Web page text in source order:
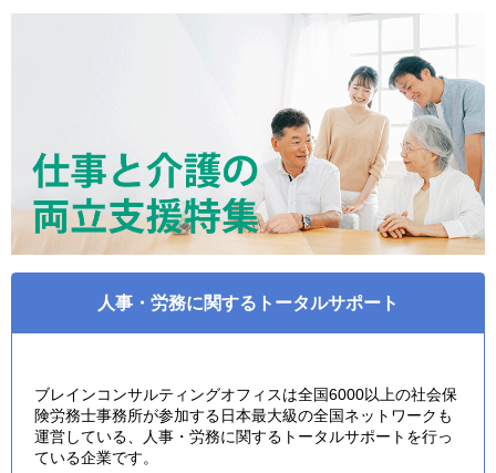
人事・労務に関するトータルサポート
ブレインコンサルティングオフィスは全国6000以上の社会保
険労務士事務所が参加する日本最大級の全国ネットワークも
運営している、人事・労務に関するトータルサポートを行っ
ている企業です。